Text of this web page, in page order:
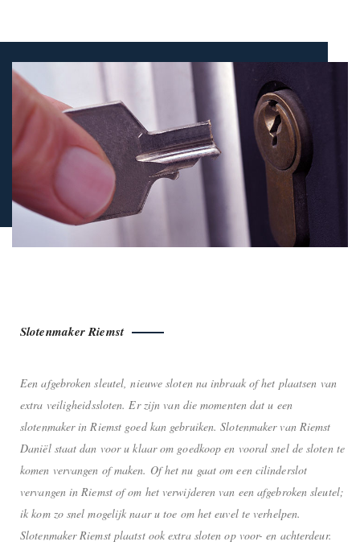
Slotenmaker Riemst
Een afgebroken sleutel, nieuwe sloten na inbraak of het plaatsen van
extra veiligheidssloten. Er zijn van die momenten dat u een
slotenmaker in Riemst goed kan gebruiken. Slotenmaker van Riemst
Daniël staat dan voor u klaar om goedkoop en vooral snel de sloten te
komen vervangen of maken. Of het nu gaat om een cilinderslot
vervangen in Riemst of om het verwijderen van een afgebroken sleutel;
ik kom zo snel mogelijk naar u toe om het euvel te verhelpen.
Slotenmaker Riemst plaatst ook extra sloten op voor- en achterdeur.